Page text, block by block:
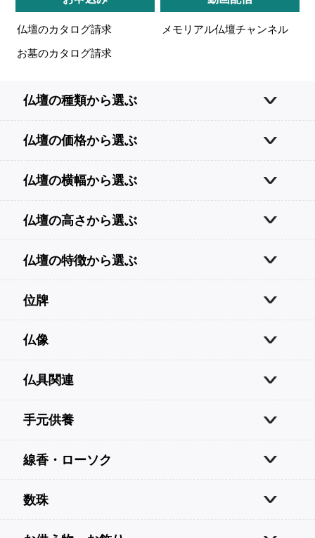
仏壇のカタログ請求
お墓のカタログ請求
メモリアル仏壇チャンネル
仏壇の種類から選ぶ
仏壇の価格から選ぶ
仏壇の横幅から選ぶ
仏壇の高さから選ぶ
仏壇の特徴から選ぶ
位牌
仏像
仏具関連
手元供養
線香・ローソク
数珠